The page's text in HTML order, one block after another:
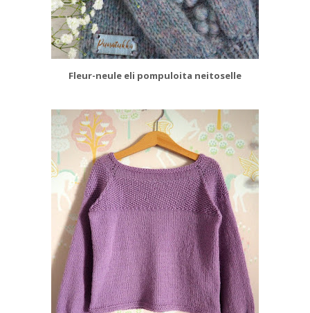
Fleur-neule eli pompuloita neitoselle